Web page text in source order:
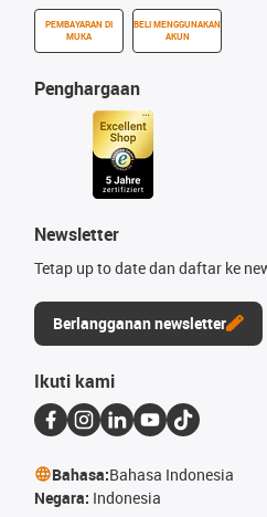
PEMBAYARAN DI
MUKA
BELI MENGGUNAKAN
AKUN
Penghargaan
Newsletter
Tetap up to date dan daftar ke
Berlangganan newsletter
Ikuti kami
Bahasa:Bahasa Indonesia
Negara: Indonesia